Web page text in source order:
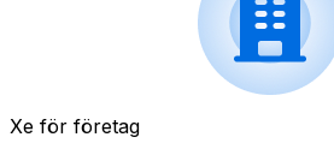
Xe för företag